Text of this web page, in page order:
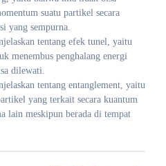
suatu partikel secara
yang sempurna.
tentang efek tunel, yaitu
menembus penghalang energi
dilewati.
tentang entanglement, yaitu
yang terkait secara kuantum
lain meskipun berada di tempat